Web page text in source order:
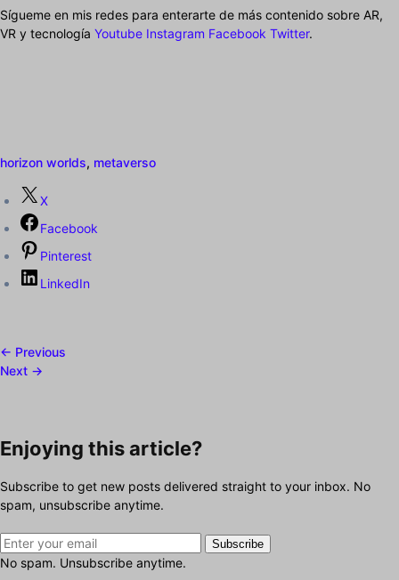
Sígueme en mis redes para enterarte de más contenido sobre AR,
VR y tecnología Youtube Instagram Facebook Twitter.
horizon worlds, metaverso
X
Facebook
Pinterest
LinkedIn
← Previous
Next →
Enjoying this article?
Subscribe to get new posts delivered straight to your inbox. No
spam, unsubscribe anytime.
Subscribe
No spam. Unsubscribe anytime.